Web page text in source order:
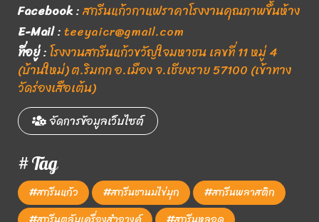
Facebook:สกรีนแก้วกาแฟราคาโรงงานคุณภาพขึ้นห้าง
E-Mail:teeyaicr@gmail.com
ที่อยู่:โรงงานสกรีนแก้วขวัญใจมหาชน เลขที่ 11 หมู่ 4
(บ้านใหม่) ต.ริมกก อ.เมือง จ.เชียงราย 57100 (เข้าทาง
วัดร่องเสือเต้น)
จัดการข้อมูลเว็บไซต์
# Tag
#สกรีนแก้ว #สกรีนชานมไข่มุก
#สกรีนพลาสติก